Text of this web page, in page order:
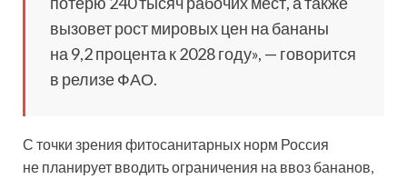
вызовет рост мировых цен на бананы
на 9,2 процента к 2028 году», — говорится
в релизе ФАО.
С точки зрения фитосанитарных норм Россия
не планирует вводить ограничения на ввоз бананов,